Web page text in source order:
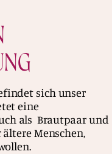
sich unser
eine
als Brautpaar und
Menschen,